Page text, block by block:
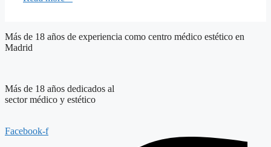
Más de 18 años de experiencia como centro médico estético en
Madrid
Más de 18 años dedicados al
sector médico y estético
Facebook-f